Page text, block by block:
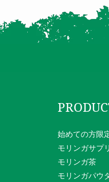
始めての方限
モリンガサプ
モリンガ茶
モリンガパウ